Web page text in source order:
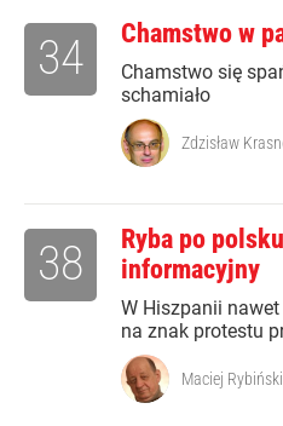
Chamstwo w
Chamstwo się
schamiało
34
Zdzisław
Ryba po
informacyjny
W Hiszpanii
na znak protestu
38
Maciej Rybiński